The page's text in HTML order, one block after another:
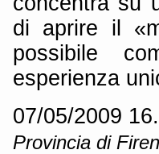
di aprire il
possibile
esperienza
07/05/2009
Provincia di